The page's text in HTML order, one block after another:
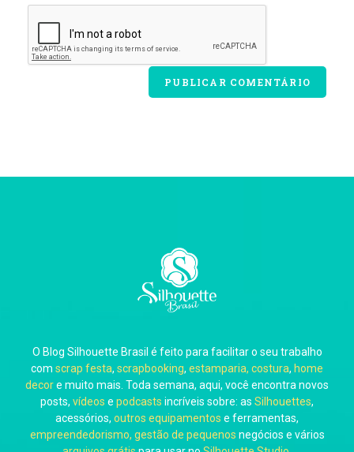
O Blog Silhouette Brasil é feito para facilitar o seu trabalho
com scrap festa, scrapbooking, estamparia, costura, home
decore muito mais. Toda semana, aqui, você encontra novos
posts, vídeos e podcasts incríveis sobre: as Silhouettes,
acessórios, outros equipamentos e ferramentas,
empreendedorismo, gestão de pequenos negócios e vários